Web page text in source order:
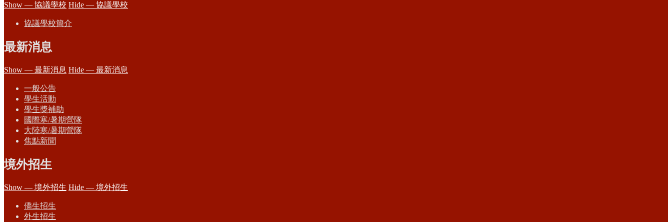
Show — 協議學校 Hide — 協議學校
協議學校簡介
最新消息
Show — 最新消息 Hide — 最新消息
一般公告
學生活動
學生獎補助
國際寒/暑期營隊
大陸寒/暑期營隊
焦點新聞
境外招生
Show — 境外招生 Hide — 境外招生
僑生招生
外生招生